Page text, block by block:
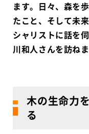
ます。日々、森を
たこと、そして未
シャリストに話を
川和人さんを訪ねま
木の生命力
る